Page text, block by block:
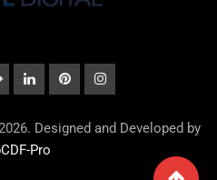
Designed and Developed by
Pro